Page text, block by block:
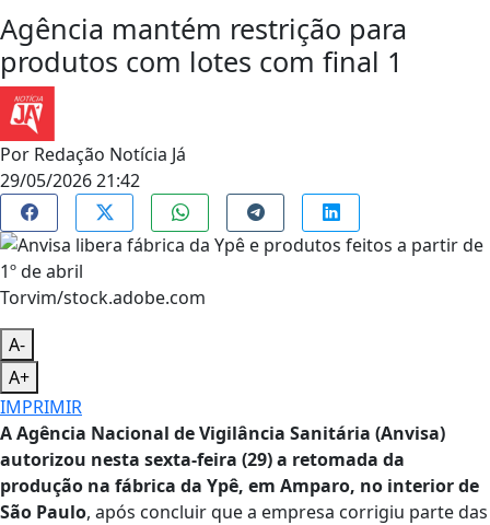
Agência mantém restrição para
produtos com lotes com final 1
Por Redação Notícia Já
29/05/2026 21:42
Torvim/stock.adobe.com
A-
A+
IMPRIMIR
A Agência Nacional de Vigilância Sanitária (Anvisa)
autorizou nesta sexta-feira (29) a retomada da
produção na fábrica da Ypê, em Amparo, no interior de
São Paulo, após concluir que a empresa corrigiu parte das